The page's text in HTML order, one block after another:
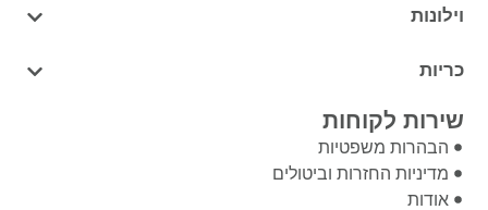
וילונות
כריות
שירות לקוחות
הבהרות משפטיות
מדיניות החזרות וביטולים
אודות